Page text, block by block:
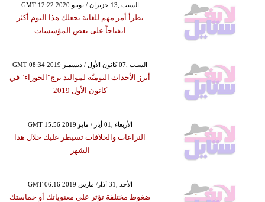
GMT 12:22 2020 السبت ,13 حزيران / يونيو
يطرأ أمر مهم للغاية يجعلك هذا اليوم أكثر
انفتاحاً على بعض المؤسسات
GMT 08:34 2019 السبت ,07 كانون الأول / ديسمبر
أبرز الأحداث اليوميّة لمواليد برج"الجوزاء" في
كانون الأول 2019
GMT 15:56 2019 الأربعاء ,01 أيار / مايو
النزاعات والخلافات تسيطر عليك خلال هذا
الشهر
GMT 06:16 2019 الأحد ,31 آذار/ مارس
ضغوط مختلفة تؤثر على معنوياتك أو حماستك